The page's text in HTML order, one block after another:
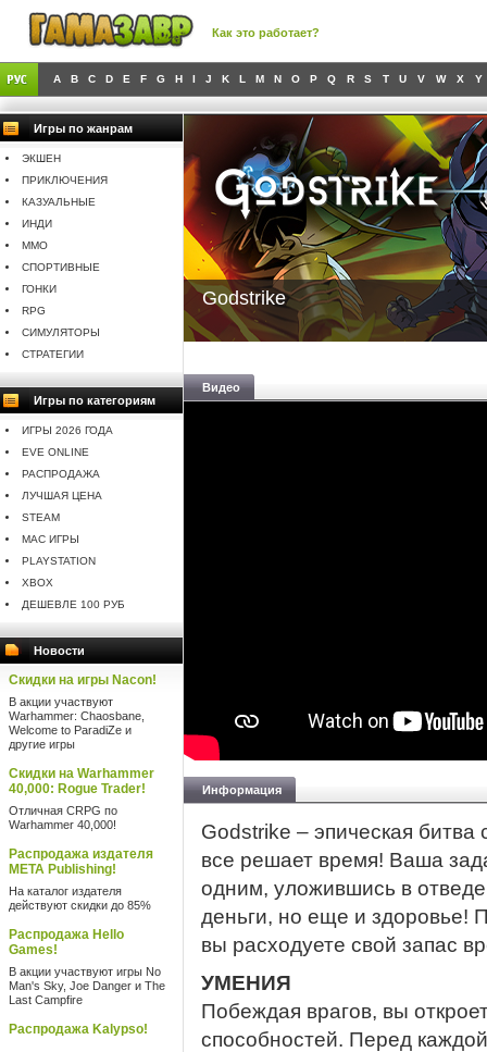
Как это работает?
A B C D E F G H I J K L M N O P Q R S T U V W X Y
Игры по жанрам
ЭКШЕН
ПРИКЛЮЧЕНИЯ
КАЗУАЛЬНЫЕ
ИНДИ
MMO
СПОРТИВНЫЕ
ГОНКИ
RPG
СИМУЛЯТОРЫ
СТРАТЕГИИ
Игры по категориям
ИГРЫ 2026 ГОДА
EVE ONLINE
РАСПРОДАЖА
ЛУЧШАЯ ЦЕНА
STEAM
MAC ИГРЫ
PLAYSTATION
XBOX
ДЕШЕВЛЕ 100 РУБ
Новости
Скидки на игры Nacon!
В акции участвуют
Warhammer: Chaosbane,
Welcome to ParadiZe и
другие игры
Скидки на Warhammer
40,000: Rogue Trader!
Отличная CRPG по
Warhammer 40,000!
Распродажа издателя
META Publishing!
На каталог издателя
действуют скидки до 85%
Распродажа Hello
Games!
В акции участвуют игры No
Man's Sky, Joe Danger и The
Last Campfire
Распродажа Kalypso!
Godstrike
Видео
Информация
Godstrike – эпическая
все решает время! Ваша
одним, уложившись в
деньги, но еще и здоровье!
вы расходуете свой запас
УМЕНИЯ
Побеждая врагов, вы
способностей. Перед